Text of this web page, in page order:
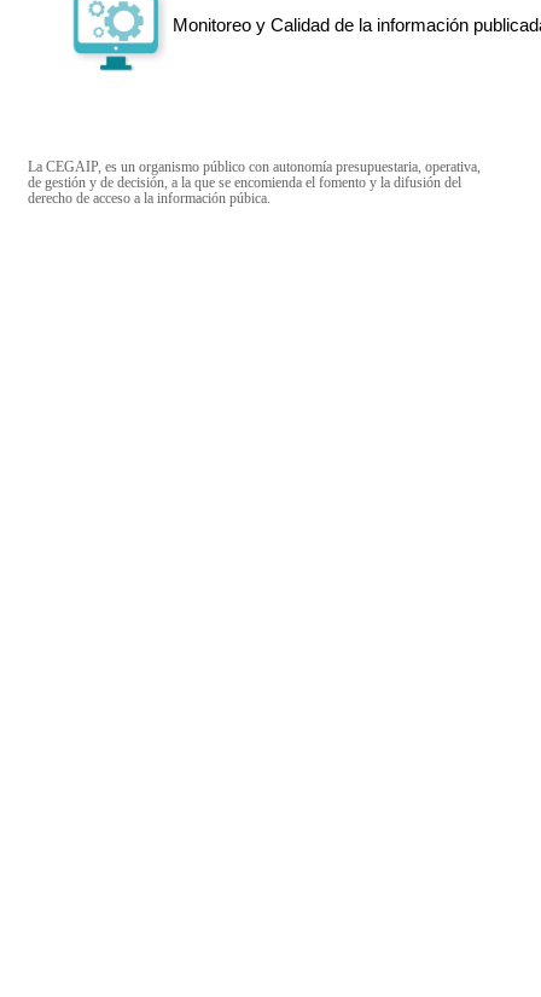
Monitoreo y Calidad de la información
La CEGAIP, es un organismo público con autonomía presupuestaria, operativa,
de gestión y de decisión, a la que se encomienda el fomento y la difusión del
derecho de acceso a la información púbica.